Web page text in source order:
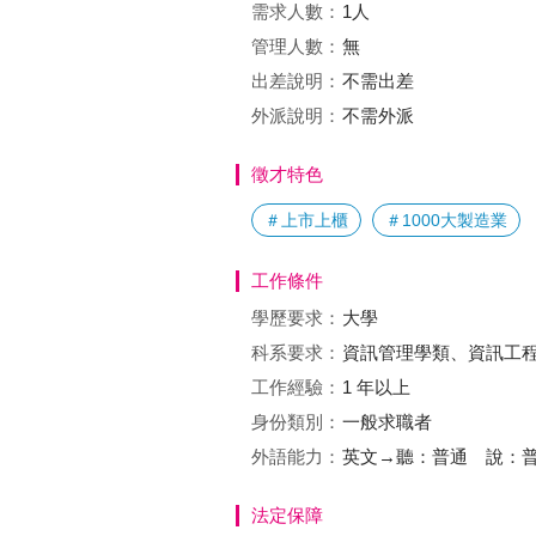
需求人數： 1人
管理人數： 無
出差說明： 不需出差
外派說明： 不需外派
徵才特色
＃上市上櫃 ＃1000大製造業
工作條件
學歷要求： 大學
科系要求： 資訊管理學類、資訊工
工作經驗： 1 年以上
身份類別： 一般求職者
外語能力： 英文→聽：普通 說：
法定保障